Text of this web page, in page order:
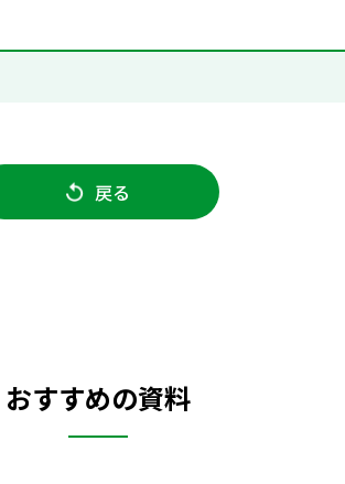
戻る
おすすめの資料